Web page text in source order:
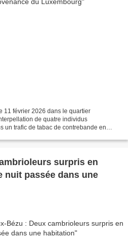
11 février 2026 dans le quartier
de quatre individus
un trafic de tabac de contrebande en
surpris en
nuit passée dans une